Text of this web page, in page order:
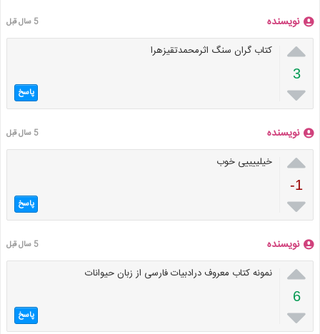
نویسنده 5 سال قبل

3

کتاب گران سنگ اثرمحمدتقیزهرا
پاسخ
نویسنده 5 سال قبل

-1

خیلییییی خوب
پاسخ
نویسنده 5 سال قبل

6

نمونه کتاب معروف درادبیات فارسی از زبان حیوانات
پاسخ